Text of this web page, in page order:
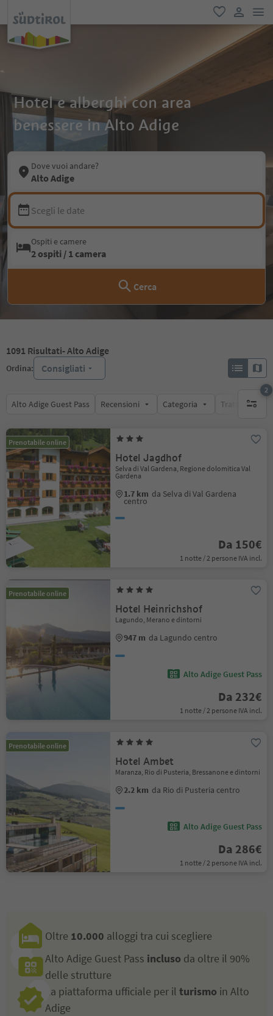
favoriti
user link
Hotel e alberghi con area
benessere in Alto Adige
Dove vuoi andare?
Alto Adige
Scegli le date
Ospiti e camere
2 ospiti / 1 camera
Cerca
1091 Risultati- Alto Adige
Ordina: Consigliati
Alto Adige Guest Pass Recensioni Categoria Trattamento
2
filtri
Prenotabile online
Hotel Jagdhof
Selva di Val Gardena, Regione dolomitica Val
Gardena
1.7 km da Selva di Val Gardena
centro
Da 150€
1 notte / 2 persone IVA incl.
Prenotabile online
Hotel Heinrichshof
Lagundo, Merano e dintorni
947 m da Lagundo centro
Alto Adige Guest Pass
Da 232€
1 notte / 2 persone IVA incl.
Prenotabile online
Hotel Ambet
Maranza, Rio di Pusteria, Bressanone e dintorni
2.2 km da Rio di Pusteria centro
Alto Adige Guest Pass
Da 286€
1 notte / 2 persone IVA incl.
Oltre 10.000 alloggi tra cui scegliere
Alto Adige Guest Pass incluso da oltre il 90%
delle strutture
La piattaforma ufficiale per il turismo in Alto
Adige